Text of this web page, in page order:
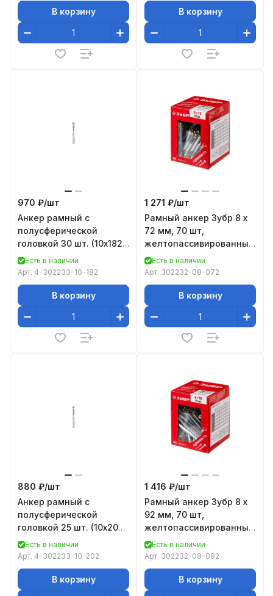
В корзину В корзину
970 ₽/шт
Анкер рамный с
полусферической
головкой 30 шт. (10х182
мм; Pz; ТФ3) Зубр 4-
302233-10-182
Есть в наличии
Арт. 4-302233-10-182
В корзину
1 271 ₽/шт
Рамный анкер Зубр 8 x
72 мм, 70 шт,
желтопассивированный
302232-08-072
Есть в наличии
Арт. 302232-08-072
В корзину
880 ₽/шт
Анкер рамный с
полусферической
головкой 25 шт. (10х202
мм; Pz; ТФ3) Зубр 4-
302233-10-202
Есть в наличии
Арт. 4-302233-10-202
В корзину
1 416 ₽/шт
Рамный анкер Зубр 8 x
92 мм, 70 шт,
желтопассивированный
302232-08-092
Есть в наличии
Арт. 302232-08-092
В корзину